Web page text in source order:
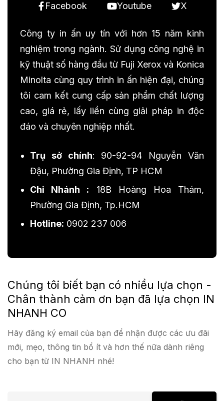
Facebook Youtube X
Công ty in ấn uy tín với hơn 15 năm kinh
nghiệm trong ngành. Sử dụng công nghệ in
kỹ thuật số hàng đầu từ Fuji Xerox và Konica
Minolta cùng quy trình in ấn hiện đại, chúng
tôi cam kết cung cấp sản phẩm chất lượng
cao, giá rẻ, lấy liền cùng giải pháp in độc
đáo và chuyên nghiệp nhất.
Trụ sở chính: 90-92-94 Nguyễn Văn
Đậu, Phường Gia Định, TP HCM
Chi Nhánh : 18B Hoàng Hoa Thám,
Phường Gia Định, Tp.HCM
Hotline: 0902 237 006
Chúng tôi biết bạn có nhiều lựa chọn -
Chân thành cảm ơn bạn đã lựa chọn IN
NHANH CO
Hãy đăng ký email của bạn để nhận được các ưu đãi
mới, mẹo, thông tin bổ ít và hơn thế nữa dành riêng
cho bạn từ IN NHANH nhé!